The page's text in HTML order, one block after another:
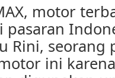
motor
Rini, seorang
ini